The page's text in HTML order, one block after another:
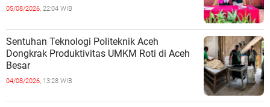
05/08/2026, 22:04 WIB
Sentuhan Teknologi Politeknik Aceh
Dongkrak Produktivitas UMKM Roti di Aceh
Besar
04/08/2026, 13:28 WIB